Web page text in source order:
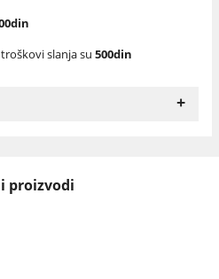
slanja su 500din
+
proizvodi